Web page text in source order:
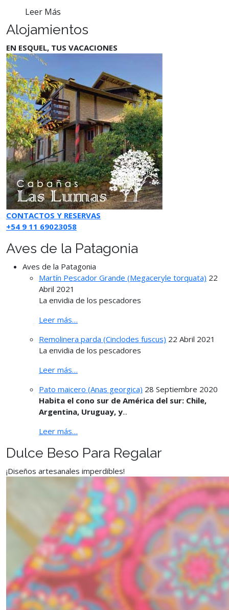
Leer Más
Alojamientos
EN ESQUEL, TUS VACACIONES
CONTACTOS Y RESERVAS
+54 9 11 69023058
Aves de la Patagonia
Aves de la Patagonia
Martín Pescador Grande (Megaceryle torquata) 22
Abril 2021
La envidia de los pescadores
Leer más…
Remolinera parda (Cinclodes fuscus) 22 Abril 2021
La envidia de los pescadores
Leer más…
Pato maicero (Anas georgica) 28 Septiembre 2020
Habita el cono sur de América del sur: Chile,
Argentina, Uruguay, y...
Leer más…
Dulce Beso Para Regalar
¡Diseños artesanales imperdibles!